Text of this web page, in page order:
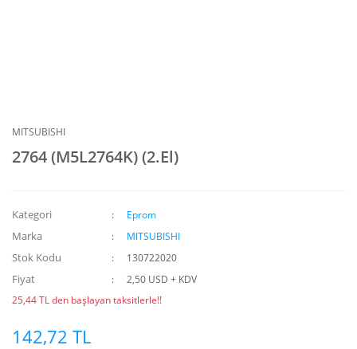
MITSUBISHI
2764 (M5L2764K) (2.El)
Kategori Eprom
Marka MITSUBISHI
Stok Kodu 130722020
Fiyat
2,50 USD + KDV
25,44 TL den başlayan taksitlerle!!
142,72 TL